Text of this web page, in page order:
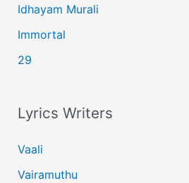
Idhayam Murali
Immortal
29
Lyrics Writers
Vaali
Vairamuthu